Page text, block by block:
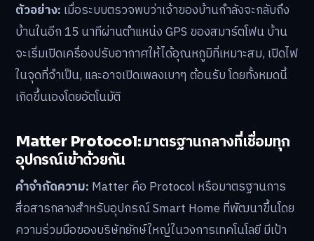
ตัวอย่าง: เมื่อระบบตรวจพบว่าเจ้าของบ้านกำลังจะกลับถึง
บ้านในอีก 15 นาทีผ่านตำแหน่ง GPS ของสมาร์ตโฟน บ้าน
จะเริ่มเปิดเครื่องปรับอากาศให้ได้อุณหภูมิที่เหมาะสม, เปิดไฟ
ในจุดที่จำเป็น, และอาจเปิดเพลงเบาๆ ต้อนรับ โดยทั้งหมดนี้
เกิดขึ้นเองโดยอัตโนมัติ
Matter Protocol: มาตรฐานกลางที่เชื่อมทุก
อุปกรณ์เข้าด้วยกัน
คำจำกัดความ: Matter คือ Protocol หรือมาตรฐานการ
สื่อสารกลางสำหรับอุปกรณ์ Smart Home ที่พัฒนาขึ้นโดย
ความร่วมมือของบริษัทยักษ์ใหญ่ในวงการเทคโนโลยี มีเป้า